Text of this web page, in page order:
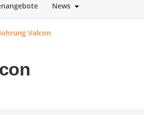
News Öffne oder
Valcon